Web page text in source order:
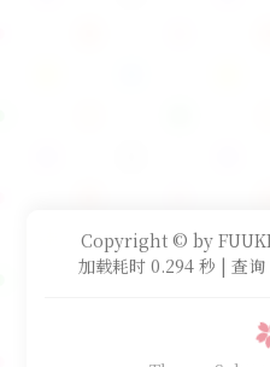
Copyright © by
加载耗时 0.294 秒 | 查